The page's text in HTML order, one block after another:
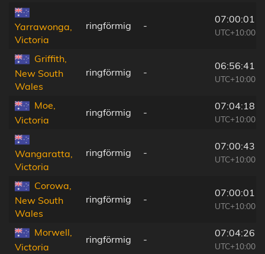
Yarrawonga,
Victoria
ringförmig -
07:00:01
UTC+10:00
Griffith,
New South
Wales
ringförmig -
06:56:41
UTC+10:00
Moe,
Victoria
ringförmig -
07:04:18
UTC+10:00
Wangaratta,
Victoria
ringförmig -
07:00:43
UTC+10:00
Corowa,
New South
Wales
ringförmig -
07:00:01
UTC+10:00
Morwell,
Victoria
ringförmig -
07:04:26
UTC+10:00